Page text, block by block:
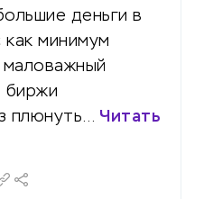
деньги в
как минимум
биржи
плюнуть… Читать